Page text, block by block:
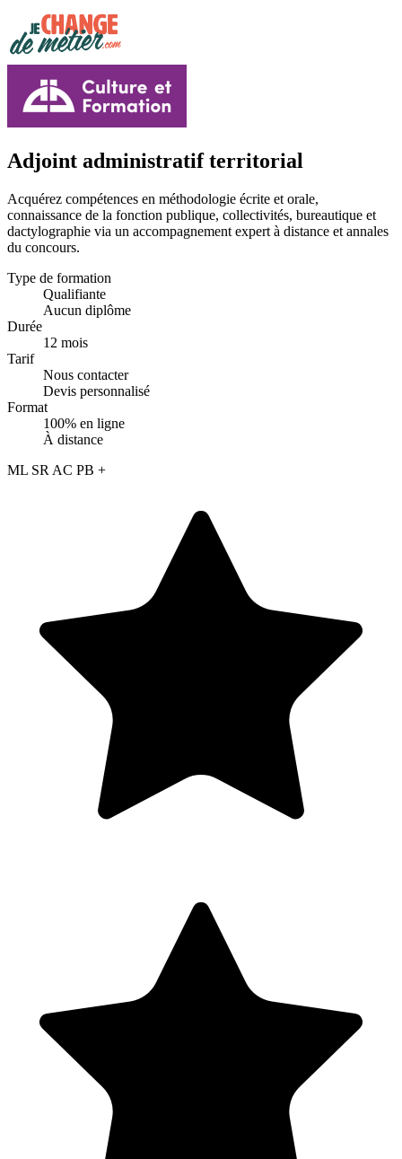
Adjoint administratif territorial
Acquérez compétences en méthodologie écrite et orale,
connaissance de la fonction publique, collectivités, bureautique et
dactylographie via un accompagnement expert à distance et annales
du concours.
Type de formation
Qualifiante
Aucun diplôme
Durée
12 mois
Tarif
Nous contacter
Devis personnalisé
Format
100% en ligne
À distance
ML SR AC PB +